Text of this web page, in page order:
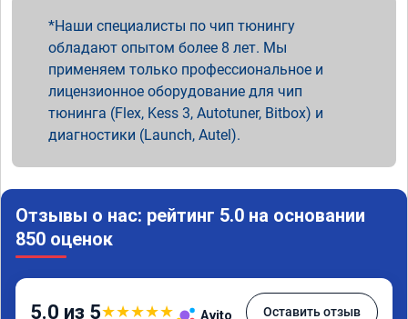
Наши специалисты по чип тюнингу
обладают опытом более 8 лет. Мы
применяем только профессиональное и
лицензионное оборудование для чип
тюнинга (Flex, Kess 3, Autotuner, Bitbox) и
диагностики (Launch, Autel).
Отзывы о нас: рейтинг 5.0 на основании
850 оценок
5.0 из 5★★★★★ Avito Оставить отзыв